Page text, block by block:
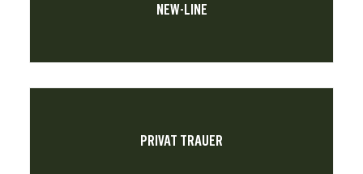
NEW-LINE
PRIVAT TRAUER